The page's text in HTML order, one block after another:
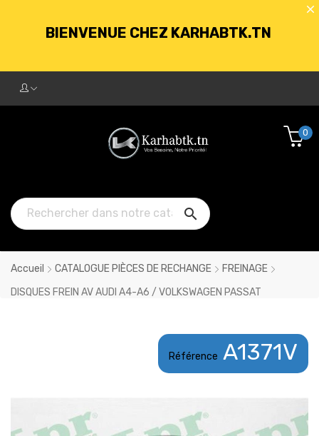
BIENVENUE CHEZ KARHABTK.TN
250DT D'ACHATS

0
Accueil CATALOGUE PIÈCES DE RECHANGE
FREINAGE
DISQUES FREIN AV AUDI A4-A6 / VOLKSWAGEN PASSAT
Référence A1371V